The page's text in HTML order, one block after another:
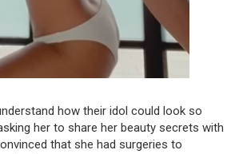
how their idol could look so
her to share her beauty secrets with
that she had surgeries to